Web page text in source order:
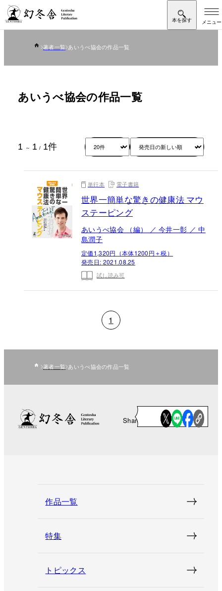
著者一覧 あいうべ協会の作品一覧
あいうべ協会の作品一覧
1 ～ 1 / 1件
単行本 電子書籍
世界一簡単な驚きの健康法 マウ
ステーピング
あいうべ協会 （編） ／ 今井一彰 ／ 中
島潤子
定価1,320円（本体1200円＋税）
発売日: 2021.08.25
試し読み可
1
著者一覧 あいうべ協会の作品一覧
Share
作品一覧
特集
トピックス